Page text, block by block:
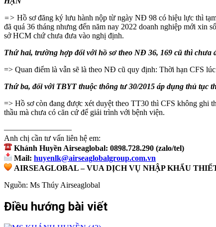
=> Hồ sơ đăng ký lưu hành nộp từ ngày NĐ 98 có hiệu lực thì
đã quá 36 tháng nhưng đến năm nay 2022 doanh nghiệp mới
sở HCM chứ chưa đưa vào nghị định.
Thứ hai, trường hợp đối với hồ sơ theo NĐ 36, 169 cũ thì chưa
=> Quan điểm là vẫn sẽ là theo NĐ cũ quy định: Thời hạn CFS
Thứ ba, đối với TBYT thuộc thông tư 30/2015 áp dụng thủ tục
=> Hồ sơ còn đang được xét duyệt theo TT30 thì CFS không
thầu mà chưa có căn cứ để giải trình với bệnh viện.
————————–
Anh chị cần tư vấn liên hệ em:
Khánh Huyền Airseaglobal: 0898.728.290 (zalo/tel)
Mail: huyenlk@airseaglobalgroup.com.vn
AIRSEAGLOBAL – VUA DỊCH VỤ NHẬP KHẨU
Nguồn: Ms Thúy Airseaglobal
Điều hướng bài viết